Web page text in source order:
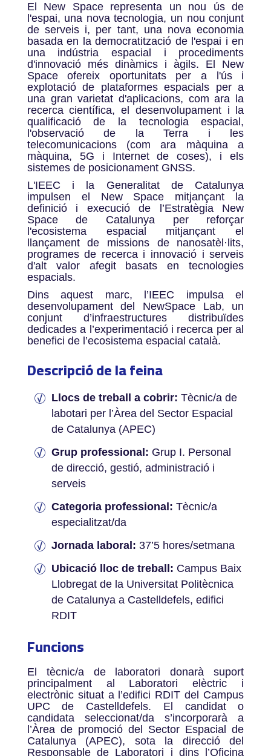
El New Space representa un nou ús de
l'espai, una nova tecnologia, un nou conjunt
de serveis i, per tant, una nova economia
basada en la democratització de l'espai i en
una indústria espacial i procediments
d'innovació més dinàmics i àgils. El New
Space ofereix oportunitats per a l'ús i
explotació de plataformes espacials per a
una gran varietat d'aplicacions, com ara la
recerca científica, el desenvolupament i la
qualificació de la tecnologia espacial,
l'observació de la Terra i les
telecomunicacions (com ara màquina a
màquina, 5G i Internet de coses), i els
sistemes de posicionament GNSS.
L'IEEC i la Generalitat de Catalunya
impulsen el New Space mitjançant la
definició i execució de l’Estratègia New
Space de Catalunya per reforçar
l'ecosistema espacial mitjançant el
llançament de missions de nanosatèl·lits,
programes de recerca i innovació i serveis
d'alt valor afegit basats en tecnologies
espacials.
Dins aquest marc, l’IEEC impulsa el
desenvolupament del NewSpace Lab, un
conjunt d’infraestructures distribuïdes
dedicades a l’experimentació i recerca per al
benefici de l’ecosistema espacial català.
Descripció de la feina
Llocs de treball a cobrir: Tècnic/a de
labotari per l’Àrea del Sector Espacial
de Catalunya (APEC)
Grup professional: Grup I. Personal
de direcció, gestió, administració i
serveis
Categoria professional: Tècnic/a
especialitzat/da
Jornada laboral: 37’5 hores/setmana
Ubicació lloc de treball: Campus Baix
Llobregat de la Universitat Politècnica
de Catalunya a Castelldefels, edifici
RDIT
Funcions
El tècnic/a de laboratori donarà suport
principalment al Laboratori elèctric i
electrònic situat a l’edifici RDIT del Campus
UPC de Castelldefels. El candidat o
candidata seleccionat/da s’incorporarà a
l’Àrea de promoció del Sector Espacial de
Catalunya (APEC), sota la direcció del
Responsable de Laboratori i dins l’Oficina